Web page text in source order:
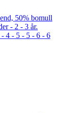
50% bomull
- 2 - 3 år.
4 - 5 - 5 - 6 - 6